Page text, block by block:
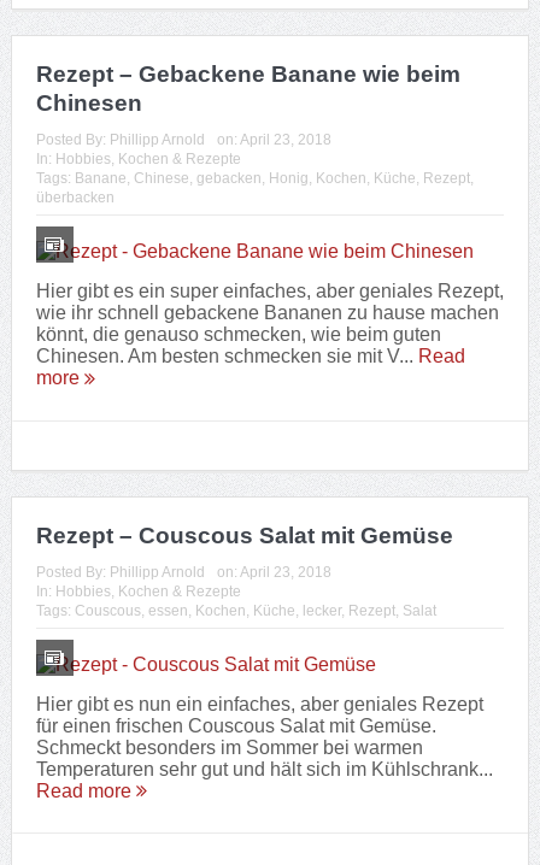
Rezept – Gebackene Banane wie beim
Chinesen
Posted By: Phillipp Arnold on: April 23, 2018
In: Hobbies, Kochen & Rezepte
Tags: Banane, Chinese, gebacken, Honig, Kochen, Küche, Rezept,
überbacken
Hier gibt es ein super einfaches, aber geniales Rezept,
wie ihr schnell gebackene Bananen zu hause machen
könnt, die genauso schmecken, wie beim guten
Chinesen. Am besten schmecken sie mit V... Read
more
Rezept – Couscous Salat mit Gemüse
Posted By: Phillipp Arnold on: April 23, 2018
In: Hobbies, Kochen & Rezepte
Tags: Couscous, essen, Kochen, Küche, lecker, Rezept, Salat
Hier gibt es nun ein einfaches, aber geniales Rezept
für einen frischen Couscous Salat mit Gemüse.
Schmeckt besonders im Sommer bei warmen
Temperaturen sehr gut und hält sich im Kühlschrank...
Read more